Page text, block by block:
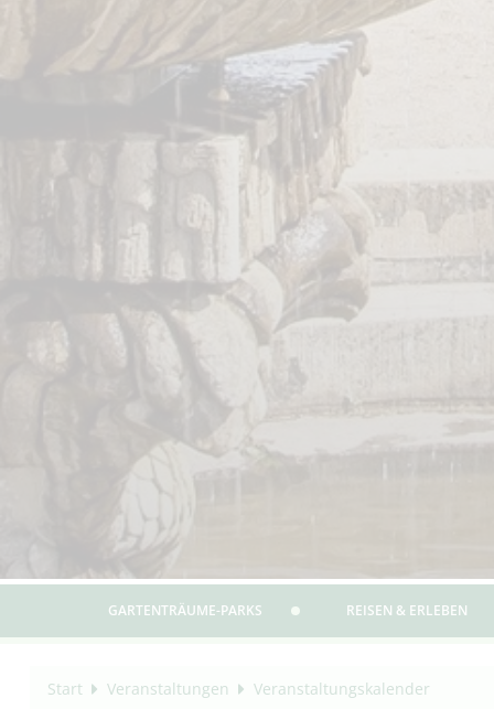
GARTENTRÄUME-PARKS REISEN & ERLEBEN
Start Veranstaltungen Veranstaltungskalender